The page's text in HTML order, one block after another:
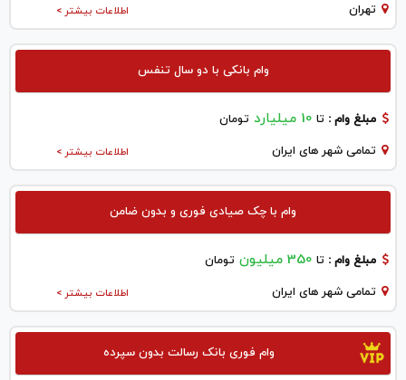
اطلاعات بیشتر > تهران
وام بانکی با دو سال تنفس
مبلغ وام : تا 10 میلیارد تومان
اطلاعات بیشتر > تمامی شهر های ایران
وام با چک صیادی فوری و بدون ضامن
مبلغ وام : تا 350 میلیون تومان
اطلاعات بیشتر > تمامی شهر های ایران
وام فوری بانک رسالت بدون سپرده